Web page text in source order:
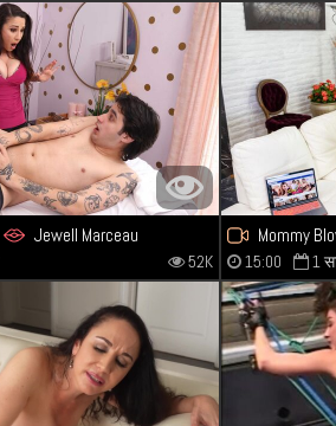
Jewell Marceau
52K
Mommy
15:00 1